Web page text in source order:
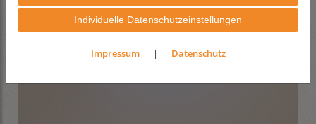
Individuelle Datenschutzeinstellungen
Impressum | Datenschutz